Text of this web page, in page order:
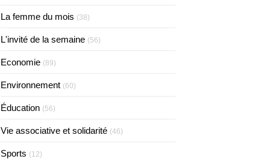
La femme du mois (38)
L'invité de la semaine (56)
Economie (89)
Environnement (60)
Éducation (56)
Vie associative et solidarité (46)
Sports (12)